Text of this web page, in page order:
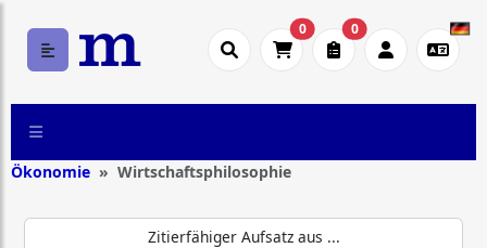
0 0
Ökonomie Wirtschaftsphilosophie
Zitierfähiger Aufsatz aus ...